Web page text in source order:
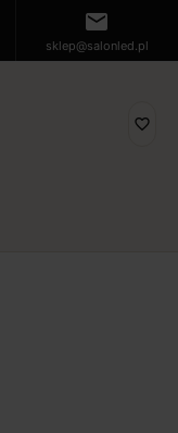
mail
sklep@salonled.pl
favorite_border